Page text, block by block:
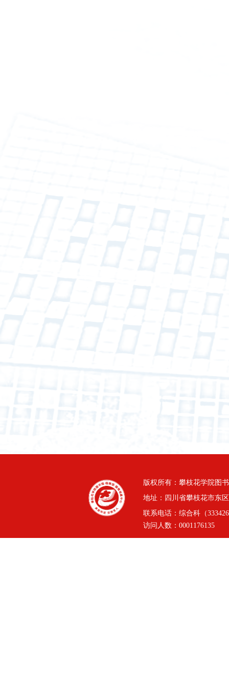
版权所有：攀枝花学院图
地址：四川省攀枝花市东
联系电话：综合科（
访问人数： 0001176135